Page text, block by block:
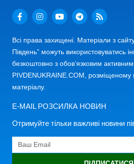
Всі права захищені. Матеріали з
Південь” можуть використовуватись
безкоштовно з обов’язковим
PIVDENUKRAINE.COM, розміщеному
матеріалу.
E-MAIL РОЗСИЛКА НОВИН
Отримуйте тільки важливі новини